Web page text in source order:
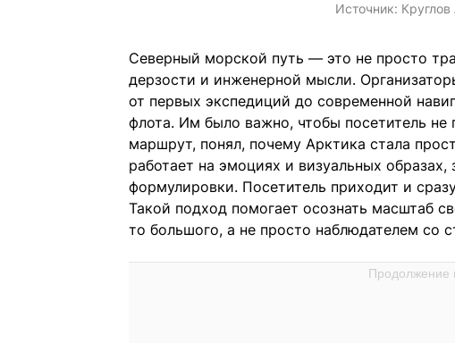
Источник:
Северный морской путь — это не просто
дерзости и инженерной мысли.
от первых экспедиций до современной
флота. Им было важно, чтобы посетитель не
маршрут, понял, почему Арктика стала
работает на эмоциях и визуальных
формулировки. Посетитель приходит и
Такой подход помогает осознать масштаб
то большого, а не просто наблюдателем со